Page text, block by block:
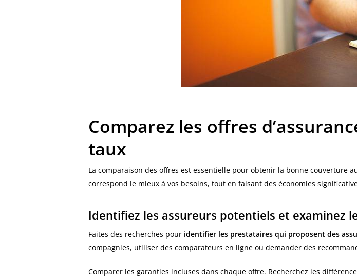
Comparez les offres
taux
La comparaison des offres est essentielle pour obtenir la bonne couverture
correspond le mieux à vos besoins, tout en faisant des économies
Identifiez les assureurs potentiels et examinez
Faites des recherches pour identifier les prestataires qui proposent des
compagnies, utiliser des comparateurs en ligne ou demander des
Comparer les garanties incluses dans chaque offre. Recherchez les